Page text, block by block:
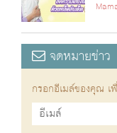
จดหมายข่าว
กรอกอีเมล์ของคุณ เ